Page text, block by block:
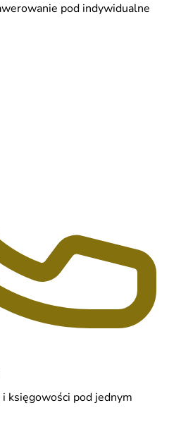
pod indywidualne
i księgowości pod jednym